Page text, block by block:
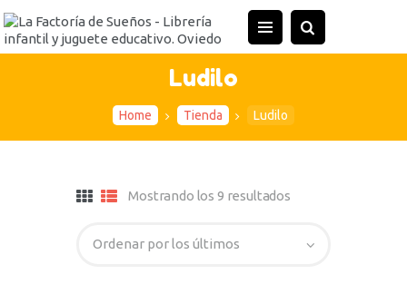
Ludilo
Home Tienda Ludilo
Mostrando los 9 resultados